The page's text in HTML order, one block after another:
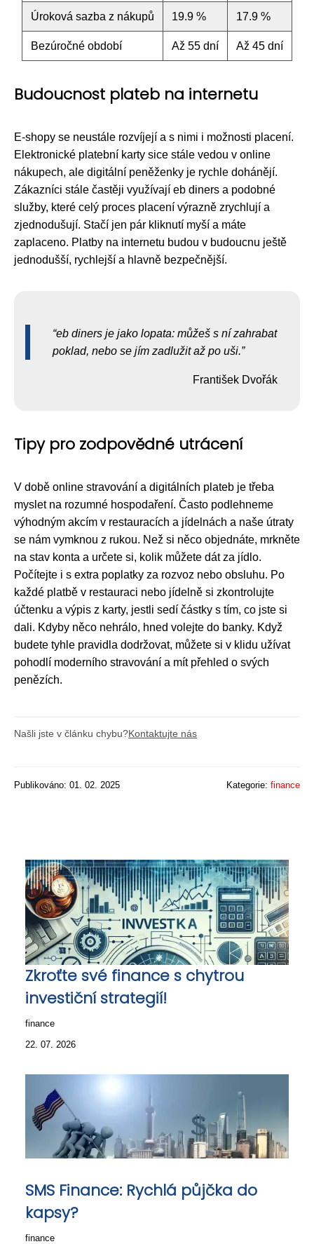
Úroková sazba z nákupů 19.9 % 17.9 %
Bezúročné období Až 55 dní Až 45 dní
Budoucnost plateb na internetu
E-shopy se neustále rozvíjejí a s nimi i možnosti placení.
Elektronické platební karty sice stále vedou v online
nákupech, ale digitální peněženky je rychle dohánějí.
Zákazníci stále častěji využívají eb diners a podobné
služby, které celý proces placení výrazně zrychlují a
zjednodušují. Stačí jen pár kliknutí myší a máte
zaplaceno. Platby na internetu budou v budoucnu ještě
jednodušší, rychlejší a hlavně bezpečnější.
eb diners je jako lopata: můžeš s ní zahrabat
poklad, nebo se jím zadlužit až po uši.
František Dvořák
Tipy pro zodpovědné utrácení
V době online stravování a digitálních plateb je třeba
myslet na rozumné hospodaření. Často podlehneme
výhodným akcím v restauracích a jídelnách a naše útraty
se nám vymknou z rukou. Než si něco objednáte, mrkněte
na stav konta a určete si, kolik můžete dát za jídlo.
Počítejte i s extra poplatky za rozvoz nebo obsluhu. Po
každé platbě v restauraci nebo jídelně si zkontrolujte
účtenku a výpis z karty, jestli sedí částky s tím, co jste si
dali. Kdyby něco nehrálo, hned volejte do banky. Když
budete tyhle pravidla dodržovat, můžete si v klidu užívat
pohodlí moderního stravování a mít přehled o svých
penězích.
Našli jste v článku chybu?Kontaktujte nás
Publikováno: 01. 02. 2025 Kategorie: finance
Zkroťte své finance s chytrou
investiční strategií!
finance
22. 07. 2026
SMS Finance: Rychlá půjčka do
kapsy?
finance